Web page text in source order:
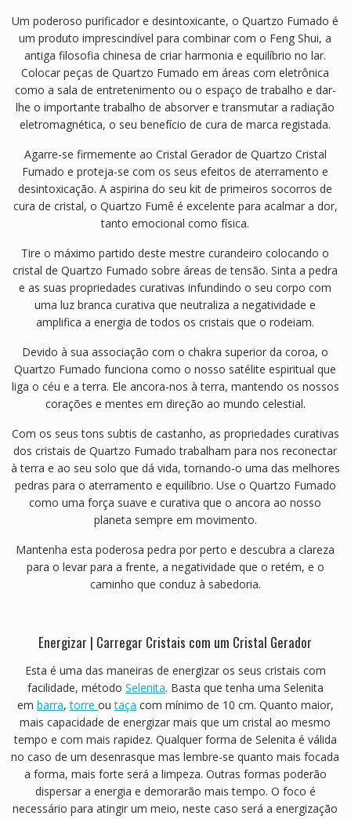
Um poderoso purificador e desintoxicante, o Quartzo Fumado é
um produto imprescindível para combinar com o Feng Shui, a
antiga filosofia chinesa de criar harmonia e equilíbrio no lar.
Colocar peças de Quartzo Fumado em áreas com eletrônica
como a sala de entretenimento ou o espaço de trabalho e dar-
lhe o importante trabalho de absorver e transmutar a radiação
eletromagnética, o seu benefício de cura de marca registada.
Agarre-se firmemente ao Cristal Gerador de Quartzo Cristal
Fumado e proteja-se com os seus efeitos de aterramento e
desintoxicação. A aspirina do seu kit de primeiros socorros de
cura de cristal, o Quartzo Fumê é excelente para acalmar a dor,
tanto emocional como física.
Tire o máximo partido deste mestre curandeiro colocando o
cristal de Quartzo Fumado sobre áreas de tensão. Sinta a pedra
e as suas propriedades curativas infundindo o seu corpo com
uma luz branca curativa que neutraliza a negatividade e
amplifica a energia de todos os cristais que o rodeiam.
Devido à sua associação com o chakra superior da coroa, o
Quartzo Fumado funciona como o nosso satélite espiritual que
liga o céu e a terra. Ele ancora-nos à terra, mantendo os nossos
corações e mentes em direção ao mundo celestial.
Com os seus tons subtis de castanho, as propriedades curativas
dos cristais de Quartzo Fumado trabalham para nos reconectar
à terra e ao seu solo que dá vida, tornando-o uma das melhores
pedras para o aterramento e equilíbrio. Use o Quartzo Fumado
como uma força suave e curativa que o ancora ao nosso
planeta sempre em movimento.
Mantenha esta poderosa pedra por perto e descubra a clareza
para o levar para a frente, a negatividade que o retém, e o
caminho que conduz à sabedoria.
Energizar | Carregar Cristais com um Cristal Gerador
Esta é uma das maneiras de energizar os seus cristais com
facilidade, método Selenita. Basta que tenha uma Selenita
em barra,torre outaça com mínimo de 10 cm. Quanto maior,
mais capacidade de energizar mais que um cristal ao mesmo
tempo e com mais rapidez. Qualquer forma de Selenita é válida
no caso de um desenrasque mas lembre-se quanto mais focada
a forma, mais forte será a limpeza. Outras formas poderão
dispersar a energia e demorarão mais tempo. O foco é
necessário para atingir um meio, neste caso será a energização